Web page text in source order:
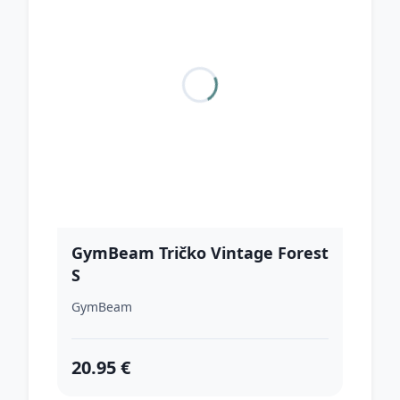
GymBeam Tričko Vintage Forest
S
GymBeam
20.95 €